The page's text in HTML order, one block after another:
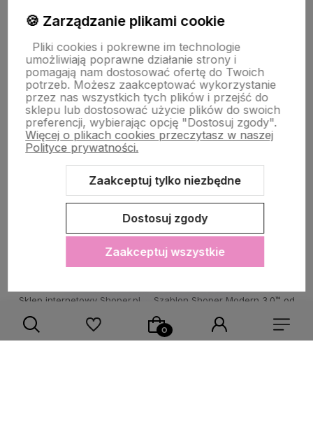
PŁATNOŚĆ I DOSTAWA
STRONY INFORMACYJNE
POMOC DLA KLIENTA
Zawartość tej strony jest chroniona prawem autorskim - PINK BOX®
Sklep internetowy Shoper.pl Szablon Shoper Modern 3.0™ od
🍪 Zarządzanie plikami cookie
Pliki cookies i pokrewne im technologie
umożliwiają poprawne działanie strony i
pomagają nam dostosować ofertę do Twoich
potrzeb. Możesz zaakceptować wykorzystanie
przez nas wszystkich tych plików i przejść do
sklepu lub dostosować użycie plików do swoich
preferencji, wybierając opcję "Dostosuj zgody".
Więcej o plikach cookies przeczytasz w naszej
Polityce prywatności.
Zaakceptuj tylko niezbędne
Dostosuj zgody
Zaakceptuj wszystkie